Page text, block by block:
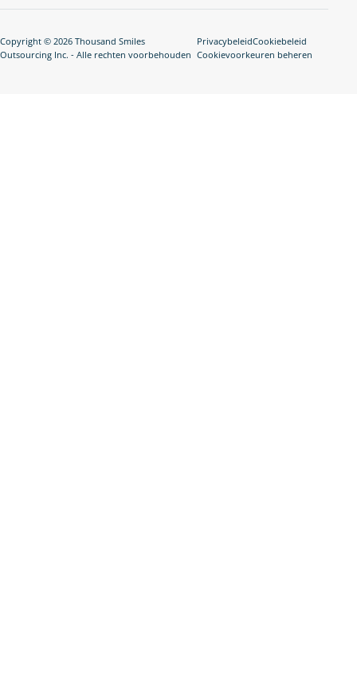
Copyright © 2026 Thousand Smiles
Outsourcing Inc. - Alle rechten voorbehouden
PrivacybeleidCookiebeleid
Cookievoorkeuren beheren